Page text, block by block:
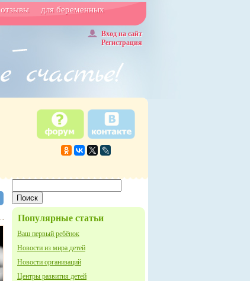
отзывы для беременных
Вход на сайт
Регистрация
Популярные статьи
Ваш первый ребёнок
Новости из мира детей
Новости организаций
Центры развития детей